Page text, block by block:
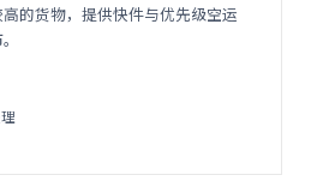
的货物，提供快件与优先级空运